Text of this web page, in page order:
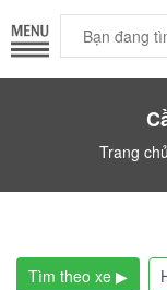
Trang chủ
Tìm theo xe ▶